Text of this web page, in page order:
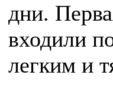
дни.
входили
легким и